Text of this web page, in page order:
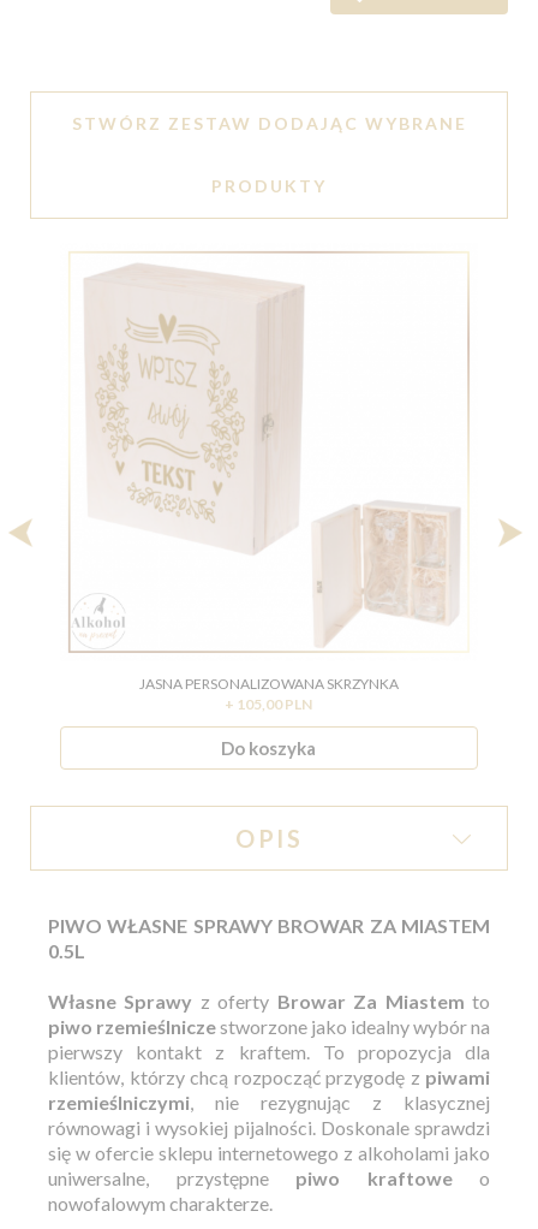
STWÓRZ ZESTAW DODAJĄC WYBRANE
PRODUKTY
JASNA PERSONALIZOWANA SKRZYNKA
+ 105,00 PLN
Do koszyka
OPIS
PIWO WŁASNE SPRAWY BROWAR ZA MIASTEM
0.5L
Własne Sprawy z oferty Browar Za Miastem to
piwo rzemieślniczestworzone jako idealny wybór na
pierwszy kontakt z kraftem. To propozycja dla
klientów, którzy chcą rozpocząć przygodę z piwami
rzemieślniczymi , nie rezygnując z klasycznej
równowagi i wysokiej pijalności. Doskonale sprawdzi
się w ofercie sklepu internetowego z alkoholami jako
uniwersalne, przystępne piwo kraftoweo
nowofalowym charakterze.